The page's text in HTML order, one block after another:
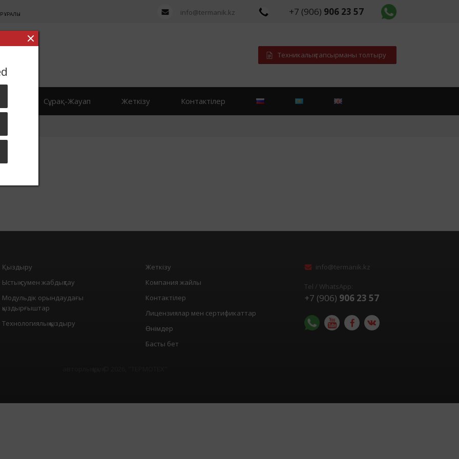
ҚҰРАЛЫ info@termanik.kz +7 (906) 906 23 57
Техникалық тапсырманы толтыру
Сұрақ-Жауап Жеткізу Контактілер
Қыздыру
Ыстық сумен жабдықтау
Модульдік орындаудағы
қыздырғыштар
Технологиялық қыздыру
Жеткізу
Компания жайлы
Контактілер
Лицензиялар мен сертификаттар
Өнімдер
Басты бет
info@termanik.kz
Tel / WhatsApp:
+7 (906) 906 23 57